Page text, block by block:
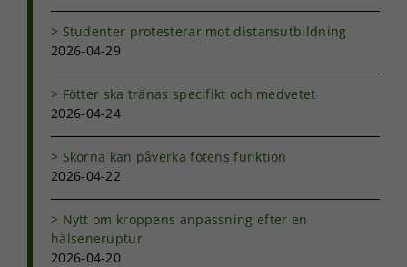
Studenter protesterar mot distansutbildning
2026-04-29
Fötter ska tränas specifikt och medvetet
2026-04-24
Skorna kan påverka fotens funktion
2026-04-22
Nytt om kroppens anpassning efter en
hälseneruptur
2026-04-20